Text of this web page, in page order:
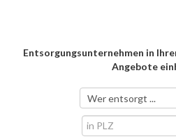
Entsorgungsunternehmen in
Angebote